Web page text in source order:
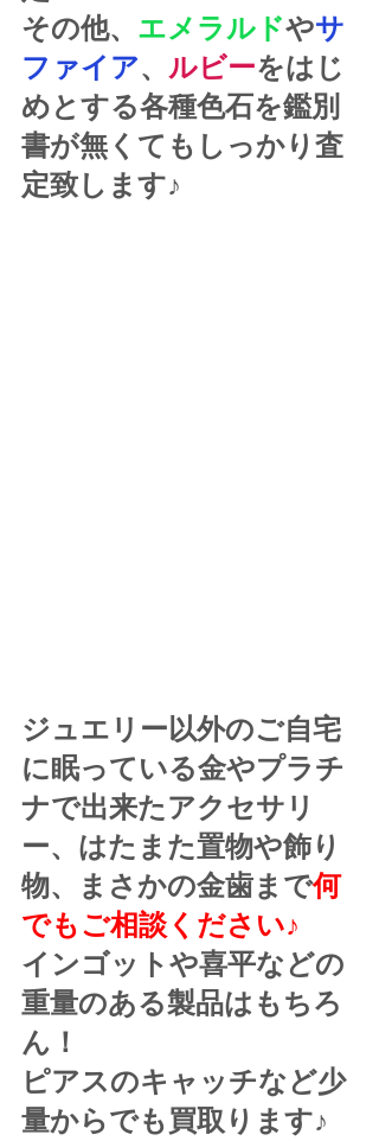
その他、 エメラルドやサ
ファイア、 ルビーをはじ
めとする各種色石を鑑別
書が無くてもしっかり査
定致します♪
ジュエリー以外のご自宅
に眠っている金やプラチ
ナで出来たアクセサリ
ー、はたまた置物や飾り
物、まさかの金歯まで何
でもご相談ください♪
インゴットや喜平などの
重量のある製品はもちろ
ん！
ピアスのキャッチなど少
量からでも買取ります♪